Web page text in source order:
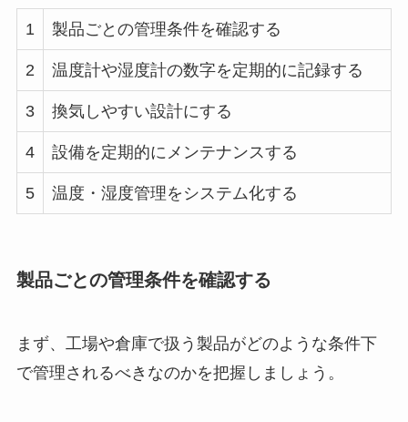
1 製品ごとの管理条件を確認する
2 温度計や湿度計の数字を定期的に記録する
3 換気しやすい設計にする
4 設備を定期的にメンテナンスする
5 温度・湿度管理をシステム化する
製品ごとの管理条件を確認する
まず、工場や倉庫で扱う製品がどのような条件下
で管理されるべきなのかを把握しましょう。